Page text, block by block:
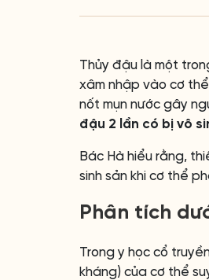
Thủy đậu là một
xâm nhập vào cơ
nốt mụn nước gây
đậu 2 lần có bị vô
Bác Hà hiểu rằng,
sinh sản khi cơ thể
Phân tích
Trong y học cổ
kháng) của cơ thể